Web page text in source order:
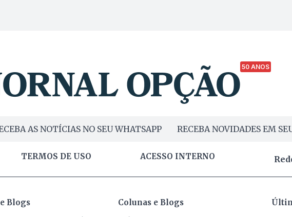
50 ANOS
AS NOTÍCIAS NO SEU WHATSAPP RECEBA NOVIDADES EM
TERMOS DE USO ACESSO INTERNO
Blogs Colunas e Blogs